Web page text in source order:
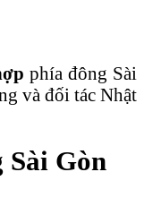
phía đông Sài
và đối tác Nhật
Gòn